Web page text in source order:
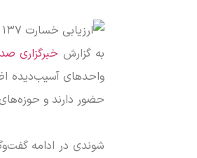
به گزارش خبرگزاری
حضور دارند و
شوندی در ادامه